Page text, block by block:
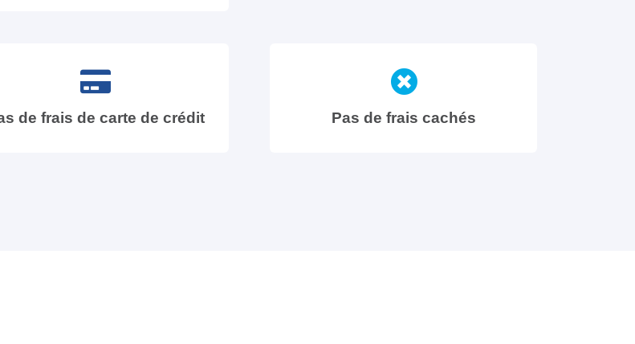
de frais de carte de crédit Pas de frais cachés